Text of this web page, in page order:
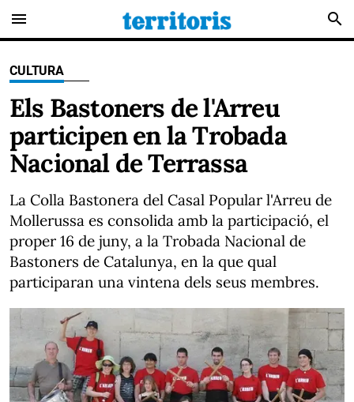
menu search
CULTURA
Els Bastoners de l'Arreu
participen en la Trobada
Nacional de Terrassa
La Colla Bastonera del Casal Popular l'Arreu de
Mollerussa es consolida amb la participació, el
proper 16 de juny, a la Trobada Nacional de
Bastoners de Catalunya, en la que qual
participaran una vintena dels seus membres.